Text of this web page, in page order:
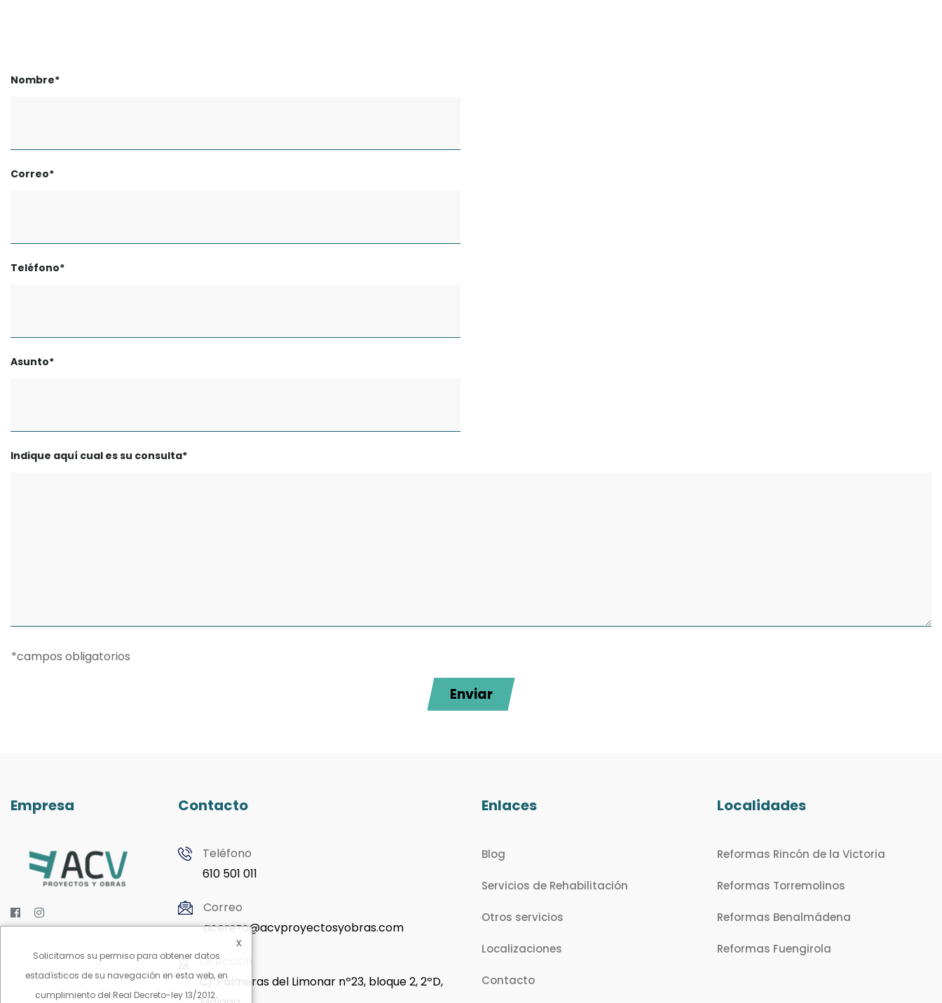
Nombre*
Correo*
Teléfono*
Asunto*
Indique aquí cual es su consulta*
*campos obligatorios
Enviar
Empresa Contacto
Teléfono
610 501 011
Correo
acerezo@acvproyectosyobras.com
Dirección
C/ Palmeras del Limonar nº23, bloque 2, 2ºD,
Enlaces
Blog
Servicios de Rehabilitación
Otros servicios
Localizaciones
Contacto
Localidades
Reformas Rincón de la Victoria
Reformas Torremolinos
Reformas Benalmádena
Reformas Fuengirola
x
Solicitamos su permiso para obtener datos
estadísticos de su navegación en esta web, en
cumplimiento del Real Decreto-ley 13/2012.